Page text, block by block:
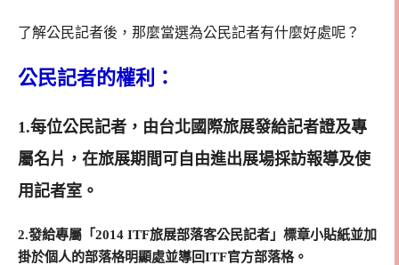
了解公民記者後，那麼當選為公民記者有什麼好處呢？
公民記者的權利：
1.每位公民記者，由台北國際旅展發給記者證及專
屬名片，在旅展期間可自由進出展場採訪報導及使
用記者室。
2.發給專屬「2014 ITF旅展部落客公民記者」標章小貼紙並加
掛於個人的部落格明顯處並導回ITF官方部落格。